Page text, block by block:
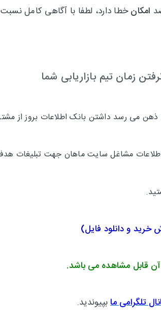
امکانخطا دارد، لطفا با آگاهی کامل
زمان تیم بازاریابی شما
می رسد داشتن بانک اطلاعات بروز از
اطلاعات مشاغل سایت ماهان جهت تبلیغات
خرید و دانلود فایل)
قابل مشاهده می باشد.
تلگرامی مابپیوندید.